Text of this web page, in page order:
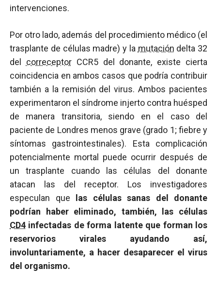
intervenciones.
Por otro lado, además del procedimiento médico (el
trasplante de células madre) y la mutación delta 32
del correceptorCCR5 del donante, existe cierta
coincidencia en ambos casos que podría contribuir
también a la remisión del virus. Ambos pacientes
experimentaron el síndrome injerto contra huésped
de manera transitoria, siendo en el caso del
paciente de Londres menos grave (grado 1; fiebre y
síntomas gastrointestinales). Esta complicación
potencialmente mortal puede ocurrir después de
un trasplante cuando las células del donante
atacan las del receptor. Los investigadores
especulan que
las células sanas del donante
podrían haber eliminado, también, las células
CD4 infectadas de forma latente que forman los
reservorios virales ayudando así,
involuntariamente, a hacer desaparecer el virus
del organismo.